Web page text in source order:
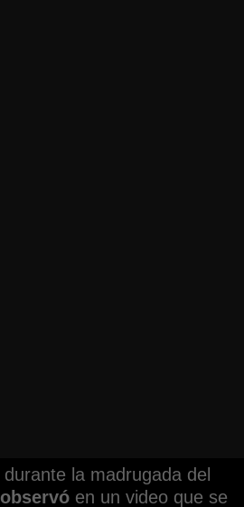
durante la madrugada del
observó en un video que se